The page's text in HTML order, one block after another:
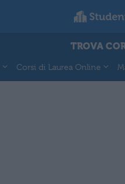
TROVA
Corsi di Laurea Online